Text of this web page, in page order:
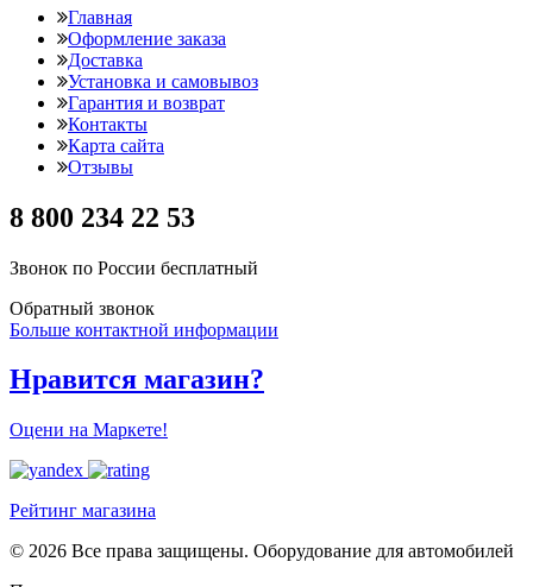
Главная
Оформление заказа
Доставка
Установка и самовывоз
Гарантия и возврат
Контакты
Карта сайта
Отзывы
8 800 234 22 53
Звонок по России бесплатный
Обратный звонок
Больше контактной информации
Нравится магазин?
Оцени на Маркете!
Рейтинг магазина
© 2026 Все права защищены. Оборудование для автомобилей